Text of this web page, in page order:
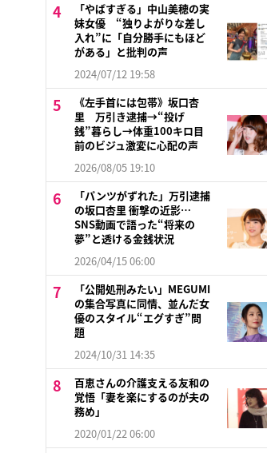
「やばすぎる」中山美穂の実
妹女優 “独りよがりな差し
入れ”に「自分勝手にもほど
がある」と批判の声
2024/07/12 19:58
《左手首には包帯》坂口杏
里 万引き逮捕→“投げ
銭”暮らし→体重100キロ目
前のビジュ激変に心配の声
2026/08/05 19:10
「パンツがずれた」万引逮捕
の坂口杏里 衝撃の近影…
SNS動画で語った“将来の
夢”と透ける金銭状況
2026/04/15 06:00
「公開処刑みたい」MEGUMI
の集合写真に同情、並んだ女
優のスタイル“エグすぎ”問
題
2024/10/31 14:35
百恵さんの介護支える友和の
覚悟「妻を楽にするのが夫の
務め」
2020/01/22 06:00